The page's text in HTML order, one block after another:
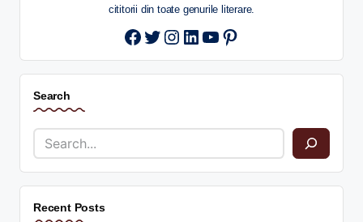
cititorii din toate genurile literare.
Twitter
Instagram
LinkedIn
YouTube
Pinterest
Search
Recent Posts